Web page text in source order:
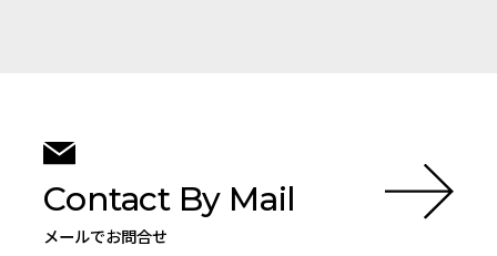
Contact By Mail
メールでお問合せ